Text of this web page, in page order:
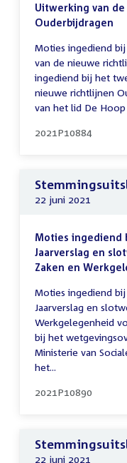
Uitwerking van
Ouderbijdragen
Moties ingediend
van de nieuwe
ingediend bij het
nieuwe richtlijnen
van het lid De
2021P10884
22 juni 2021
Moties ingediend
Jaarverslag en
Zaken en
Moties ingediend
Jaarverslag en
Werkgelegenheid
bij het
Ministerie van
het...
2021P10890
22 juni 2021